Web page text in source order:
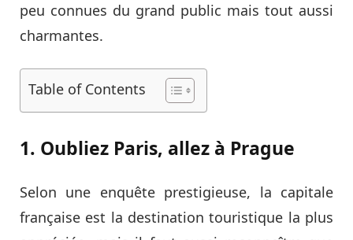
peu connues du grand public mais tout aussi
charmantes.
Table of Contents
1. Oubliez Paris, allez à Prague
Selon une enquête prestigieuse, la capitale
française est la destination touristique la plus